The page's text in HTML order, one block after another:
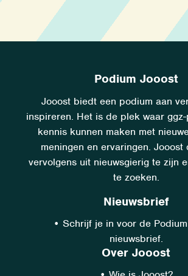
Podium Jooost
Jooost biedt een podium aan
inspireren. Het is de plek waar
kennis kunnen maken met
meningen en ervaringen. Jooost
vervolgens uit nieuwsgierig te zijn
te zoeken.
Nieuwsbrief
• Schrijf je in voor de
nieuwsbrief.
Over Jooost